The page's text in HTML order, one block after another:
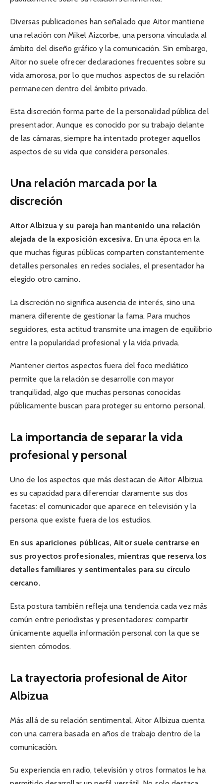
Diversas publicaciones han señalado que Aitor mantiene
una relación con Mikel Aizcorbe, una persona vinculada al
ámbito del diseño gráfico y la comunicación. Sin embargo,
Aitor no suele ofrecer declaraciones frecuentes sobre su
vida amorosa, por lo que muchos aspectos de su relación
permanecen dentro del ámbito privado.
Esta discreción forma parte de la personalidad pública del
presentador. Aunque es conocido por su trabajo delante
de las cámaras, siempre ha intentado proteger aquellos
aspectos de su vida que considera personales.
Una relación marcada por la
discreción
Aitor Albizua y su pareja han mantenido una relación
alejada de la exposición excesiva. En una época en la
que muchas figuras públicas comparten constantemente
detalles personales en redes sociales, el presentador ha
elegido otro camino.
La discreción no significa ausencia de interés, sino una
manera diferente de gestionar la fama. Para muchos
seguidores, esta actitud transmite una imagen de equilibrio
entre la popularidad profesional y la vida privada.
Mantener ciertos aspectos fuera del foco mediático
permite que la relación se desarrolle con mayor
tranquilidad, algo que muchas personas conocidas
públicamente buscan para proteger su entorno personal.
La importancia de separar la vida
profesional y personal
Uno de los aspectos que más destacan de Aitor Albizua
es su capacidad para diferenciar claramente sus dos
facetas: el comunicador que aparece en televisión y la
persona que existe fuera de los estudios.
En sus apariciones públicas, Aitor suele centrarse en
sus proyectos profesionales, mientras que reserva los
detalles familiares y sentimentales para su círculo
cercano.
Esta postura también refleja una tendencia cada vez más
común entre periodistas y presentadores: compartir
únicamente aquella información personal con la que se
sienten cómodos.
La trayectoria profesional de Aitor
Albizua
Más allá de su relación sentimental, Aitor Albizua cuenta
con una carrera basada en años de trabajo dentro de la
comunicación.
Su experiencia en radio, televisión y otros formatos le ha